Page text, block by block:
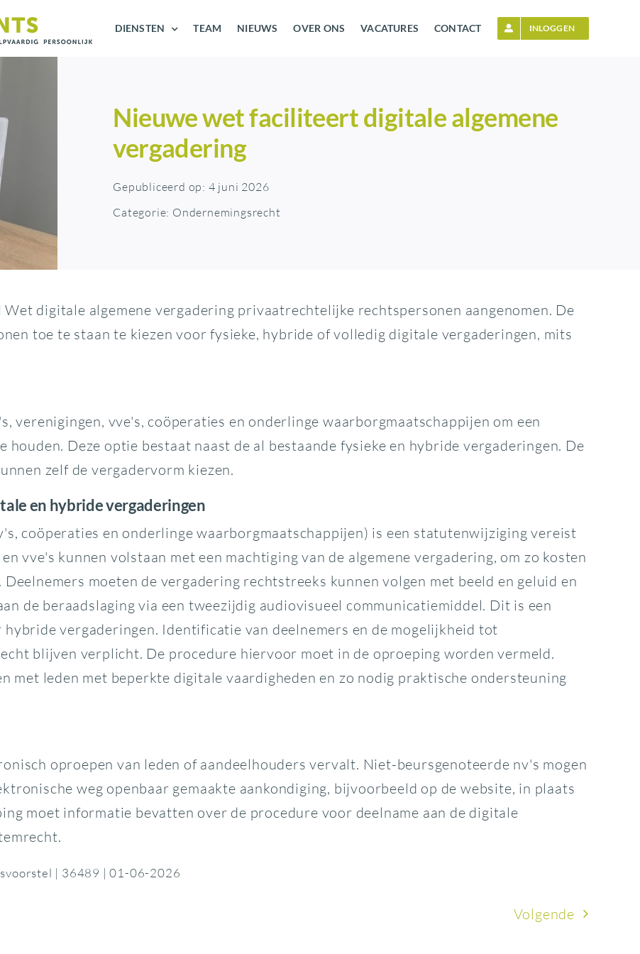
DIENSTEN TEAM NIEUWS OVER ONS VACATURES CONTACT INLOGGEN
Nieuwe wet faciliteert digitale algemene
vergadering
Gepubliceerd op: 4 juni 2026
Categorie: Ondernemingsrecht
digitale algemene vergadering privaatrechtelijke rechtspersonen aangenomen. De
toe te staan te kiezen voor fysieke, hybride of volledig digitale vergaderingen, mits
verenigingen, vve's, coöperaties en onderlinge waarborgmaatschappijen om een
Deze optie bestaat naast de al bestaande fysieke en hybride vergaderingen. De
zelf de vergadervorm kiezen.
en hybride vergaderingen
coöperaties en onderlinge waarborgmaatschappijen) is een statutenwijziging vereist
vve's kunnen volstaan met een machtiging van de algemene vergadering, om zo kosten
moeten de vergadering rechtstreeks kunnen volgen met beeld en geluid en
de beraadslaging via een tweezijdig audiovisueel communicatiemiddel. Dit is een
vergaderingen. Identificatie van deelnemers en de mogelijkheid tot
blijven verplicht. De procedure hiervoor moet in de oproeping worden vermeld.
met leden met beperkte digitale vaardigheden en zo nodig praktische ondersteuning
oproepen van leden of aandeelhouders vervalt. Niet-beursgenoteerde nv's mogen
weg openbaar gemaakte aankondiging, bijvoorbeeld op de website, in plaats
moet informatie bevatten over de procedure voor deelname aan de digitale
| 36489 | 01-06-2026
Volgende